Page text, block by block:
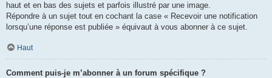
haut et en bas des sujets et parfois illustré par une image.
Répondre à un sujet tout en cochant la case « Recevoir une notification
lorsqu’une réponse est publiée » équivaut à vous abonner à ce sujet.
Haut
Comment puis-je m’abonner à un forum spécifique ?